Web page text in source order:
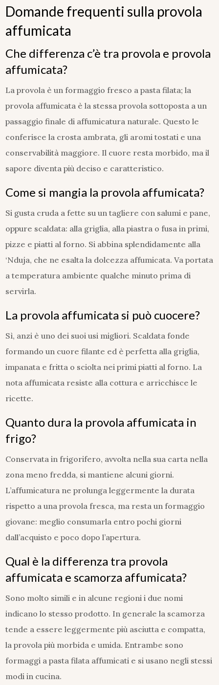
Domande frequenti sulla provola
affumicata
Che differenza c’è tra provola e provola
affumicata?
La provola è un formaggio fresco a pasta filata; la
provola affumicata è la stessa provola sottoposta a un
passaggio finale di affumicatura naturale. Questo le
conferisce la crosta ambrata, gli aromi tostati e una
conservabilità maggiore. Il cuore resta morbido, ma il
sapore diventa più deciso e caratteristico.
Come si mangia la provola affumicata?
Si gusta cruda a fette su un tagliere con salumi e pane,
oppure scaldata: alla griglia, alla piastra o fusa in primi,
pizze e piatti al forno. Si abbina splendidamente alla
‘Nduja, che ne esalta la dolcezza affumicata. Va portata
a temperatura ambiente qualche minuto prima di
servirla.
La provola affumicata si può cuocere?
Sì, anzi è uno dei suoi usi migliori. Scaldata fonde
formando un cuore filante ed è perfetta alla griglia,
impanata e fritta o sciolta nei primi piatti al forno. La
nota affumicata resiste alla cottura e arricchisce le
ricette.
Quanto dura la provola affumicata in
frigo?
Conservata in frigorifero, avvolta nella sua carta nella
zona meno fredda, si mantiene alcuni giorni.
L’affumicatura ne prolunga leggermente la durata
rispetto a una provola fresca, ma resta un formaggio
giovane: meglio consumarla entro pochi giorni
dall’acquisto e poco dopo l’apertura.
Qual è la differenza tra provola
affumicata e scamorza affumicata?
Sono molto simili e in alcune regioni i due nomi
indicano lo stesso prodotto. In generale la scamorza
tende a essere leggermente più asciutta e compatta,
la provola più morbida e umida. Entrambe sono
formaggi a pasta filata affumicati e si usano negli stessi
modi in cucina.